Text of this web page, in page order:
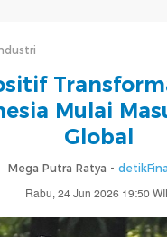
Mulai
Global
Mega Putra Ratya -
Rabu, 24 Jun 2026 19:50